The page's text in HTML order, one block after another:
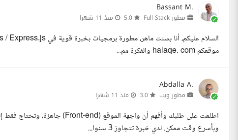
Bassant M.
مطور Full Stack منذ 11 شهرا
موقعكم halaqe. com والفكرة مم...
Abdalla A.
مطور ويب منذ 11 شهرا
وبأسرع وقت ممكن. لدي خبرة تتجاوز 3 سنوا...